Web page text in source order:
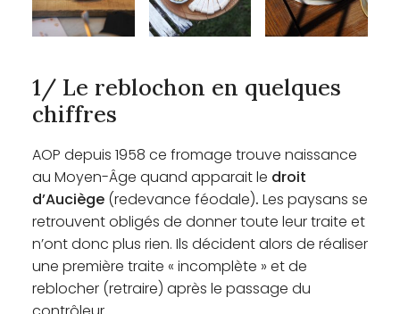
1/ Le reblochon en quelques
chiffres
AOP depuis 1958 ce fromage trouve naissance
au Moyen-Âge quand apparait le droit
d’Auciège (redevance féodale). Les paysans se
retrouvent obligés de donner toute leur traite et
n’ont donc plus rien. Ils décident alors de réaliser
une première traite « incomplète » et de
reblocher (retraire) après le passage du